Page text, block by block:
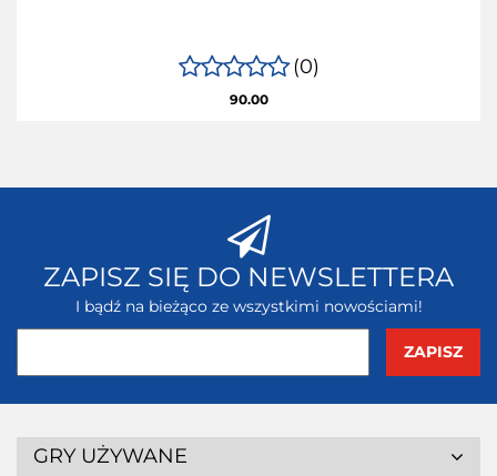
(0)
90.00
ZAPISZ SIĘ DO NEWSLETTERA
I bądź na bieżąco ze wszystkimi nowościami!
GRY UŻYWANE